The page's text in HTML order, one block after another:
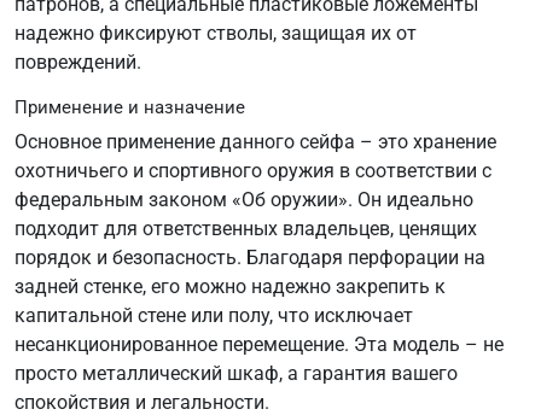
надежно фиксируют стволы, защищая их от
повреждений.
Применение и назначение
Основное применение данного сейфа – это хранение
охотничьего и спортивного оружия в соответствии с
федеральным законом «Об оружии». Он идеально
подходит для ответственных владельцев, ценящих
порядок и безопасность. Благодаря перфорации на
задней стенке, его можно надежно закрепить к
капитальной стене или полу, что исключает
несанкционированное перемещение. Эта модель – не
просто металлический шкаф, а гарантия вашего
спокойствия и легальности.